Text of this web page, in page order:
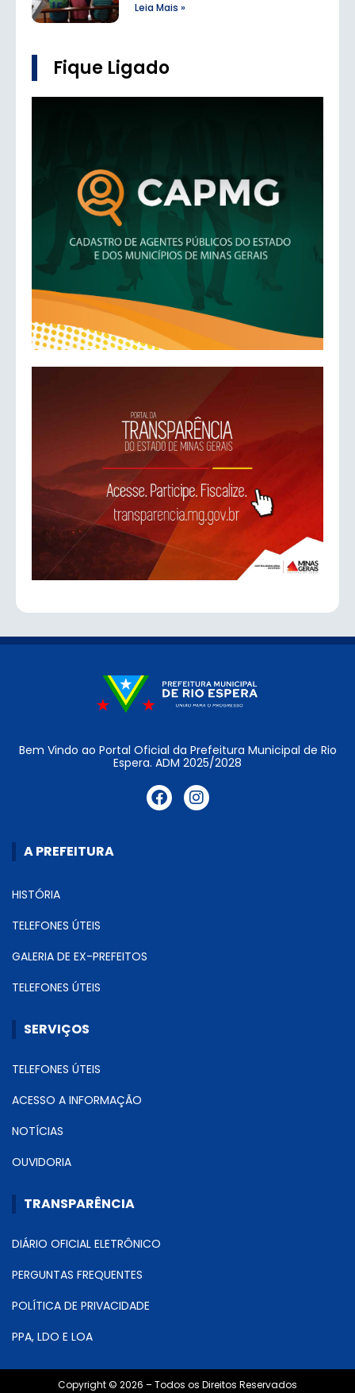
Leia Mais »
Fique Ligado
Bem Vindo ao Portal Oficial da Prefeitura Municipal de Rio
Espera. ADM 2025/2028
A PREFEITURA
HISTÓRIA
TELEFONES ÚTEIS
GALERIA DE EX-PREFEITOS
TELEFONES ÚTEIS
SERVIÇOS
TELEFONES ÚTEIS
ACESSO A INFORMAÇÃO
NOTÍCIAS
OUVIDORIA
TRANSPARÊNCIA
DIÁRIO OFICIAL ELETRÔNICO
PERGUNTAS FREQUENTES
POLÍTICA DE PRIVACIDADE
PPA, LDO E LOA
Copyright © 2026 – Todos os Direitos Reservados